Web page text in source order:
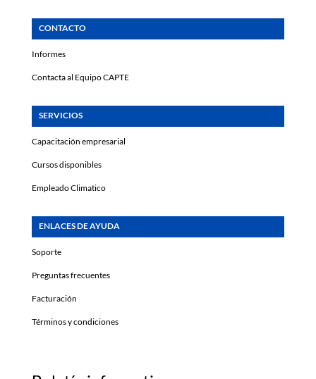
CONTACTO
Informes
Contacta al Equipo CAPTE
SERVICIOS
Capacitación empresarial
Cursos disponibles
Empleado Climatico
ENLACES DE AYUDA
Soporte
Preguntas frecuentes
Facturación
Términos y condiciones